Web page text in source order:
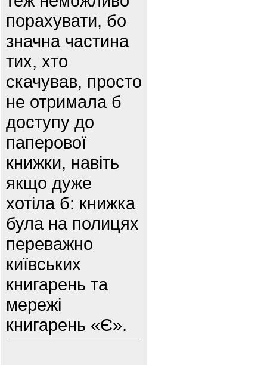
порахувати, бо
значна частина
тих, хто
скачував, просто
не отримала б
доступу до
паперової
книжки, навіть
якщо дуже
хотіла б: книжка
була на полицях
переважно
київських
книгарень та
мережі
книгарень «Є».